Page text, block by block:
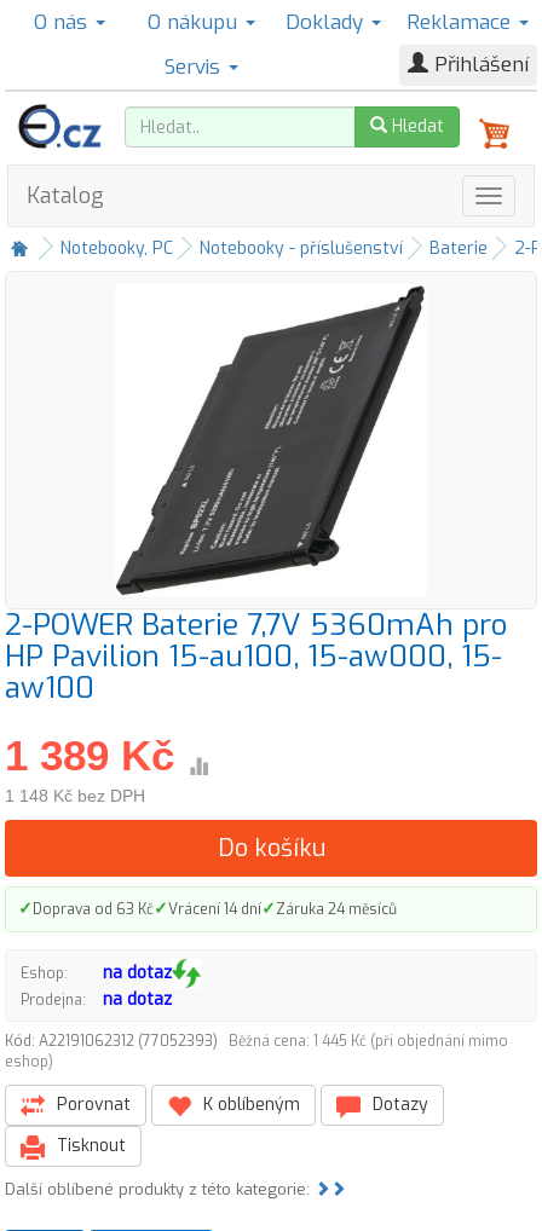
O nás O nákupu Doklady
Reklamace
Servis
Přihlášení
Hledat
Katalog
Notebooky, PC Notebooky - příslušenství Baterie 2-
2-POWER Baterie 7,7V 5360mAh pro
HP Pavilion 15-au100, 15-aw000, 15-
aw100
1 389 Kč
1 148 Kč bez DPH
Do košíku
✓Doprava od 63 Kč✓Vrácení 14 dní✓Záruka 24 měsíců
Eshop: na dotaz
Prodejna: na dotaz
Kód: A22191062312 (77052393)
Běžná cena: 1 445 Kč (při objednání mimo
eshop)
Porovnat K oblíbeným
Dotazy
Tisknout
Další oblíbené produkty z této kategorie: